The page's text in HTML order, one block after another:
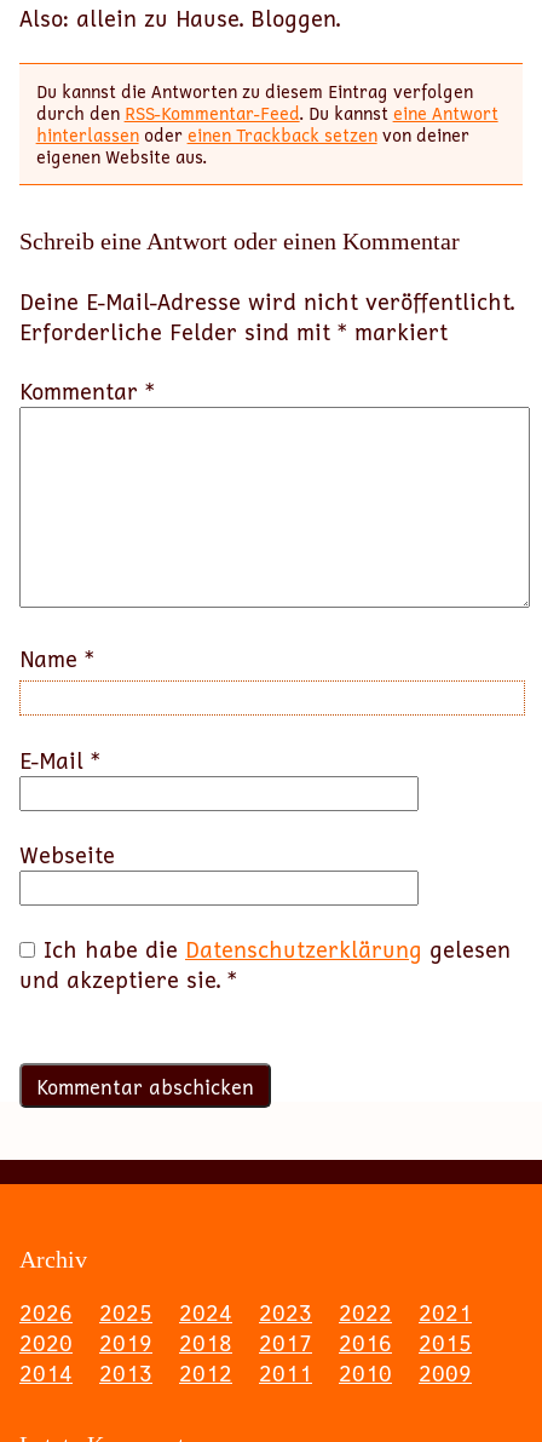
Also: allein zu Hause. Bloggen.
Du kannst die Antworten zu diesem Eintrag verfolgen
durch den RSS-Kommentar-Feed. Du kannsteine Antwort
hinterlassenodereinen Trackback setzenvon deiner
eigenen Website aus.
Schreib eine Antwort oder einen Kommentar
Deine E-Mail-Adresse wird nicht veröffentlicht.
Erforderliche Felder sind mit * markiert
Kommentar *
Name *
E-Mail *
Webseite
Ich habe die Datenschutzerklärung gelesen
und akzeptiere sie. *
Archiv
2026 2025 2024 2023 2022
2021
2020
2019 2018 2017 2016
2015
2014
2013 2012 2011 2010 2009